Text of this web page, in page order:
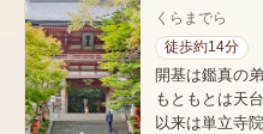
くらまでら
徒歩約14分
開基は鑑真の
もともとは天
以来は単立寺